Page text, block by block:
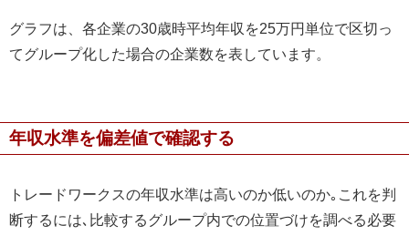
グラフは、各企業の30歳時平均年収を25万円単位で区切っ
てグループ化した場合の企業数を表しています。
年収水準を偏差値で確認する
トレードワークスの年収水準は高いのか低いのか｡これを判
断するには､比較するグループ内での位置づけを調べる必要